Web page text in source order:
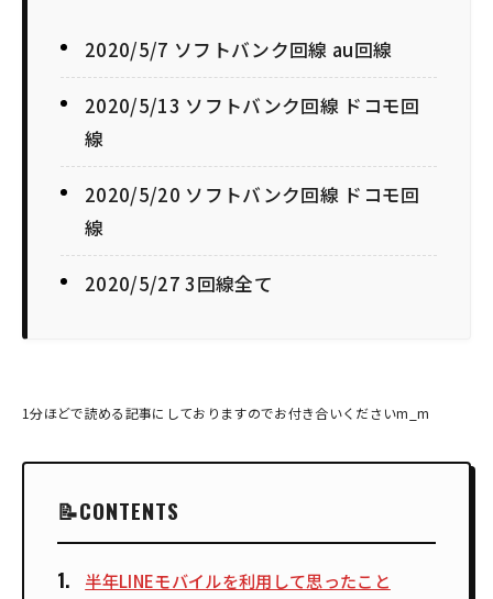
2020/5/7 ソフトバンク回線 au回線
2020/5/13 ソフトバンク回線 ドコモ回
線
2020/5/20 ソフトバンク回線 ドコモ回
線
2020/5/27 3回線全て
1分ほどで読める記事にしておりますのでお付き合いくださいm_m
CONTENTS
半年LINEモバイルを利用して思ったこと